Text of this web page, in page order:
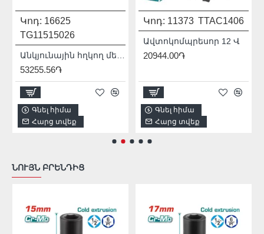
Կոդ: 16625
TG11515026
53255.56֏
Գնել հիմա
Հարց տվեք
Կոդ: 11373 TTAC1406
Ավտոկոմպրեսոր 12 Վ
20944.00֏
Գնել հիմա
Հարց տվեք
ՆՈՒՅՆ ԲՐԵՆԴԻՑ